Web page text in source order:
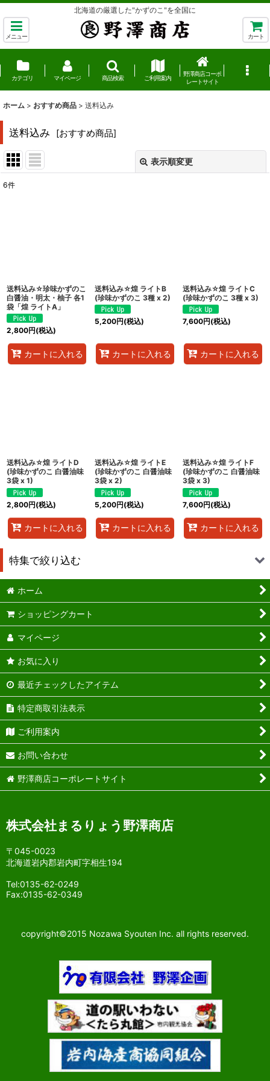
北海道の厳選した"かずのこ"を全国に
メニュー カート
カテゴリ マイページ 商品検索 ご利用案内
野澤商店コーポ
レートサイト
ホーム > おすすめ商品 > 送料込み
送料込み [おすすめ商品]
表示順変更
6件
送料込み☆珍味かずのこ
白醤油・明太・柚子 各1
袋「煌 ライトA」
2,800円(税込)
カートに入れる
送料込み☆煌 ライトB
(珍味かずのこ 3種 x 2)
5,200円(税込)
カートに入れる
送料込み☆煌 ライトC
(珍味かずのこ 3種 x 3)
7,600円(税込)
カートに入れる
送料込み☆煌 ライトD
(珍味かずのこ 白醤油味
3袋 x 1)
2,800円(税込)
カートに入れる
送料込み☆煌 ライトE
(珍味かずのこ 白醤油味
3袋 x 2)
5,200円(税込)
カートに入れる
送料込み☆煌 ライトF
(珍味かずのこ 白醤油味
3袋 x 3)
7,600円(税込)
カートに入れる
特集で絞り込む
送料込み
珍味かずのこ
かずのこワイン醤油
味付かずのこ
かずのこキムチ漬
ホーム
ショッピングカート
マイページ
お気に入り
最近チェックしたアイテム
特定商取引法表示
ご利用案内
お問い合わせ
野澤商店コーポレートサイト
株式会社まるりょう野澤商店
〒045-0023
北海道岩内郡岩内町字相生194
Tel:0135-62-0249
Fax:0135-62-0349
copyright©2015 Nozawa Syouten Inc. all rights reserved.